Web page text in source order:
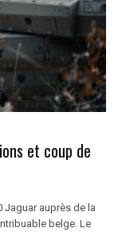
et coup de
Jaguar auprès de la
belge. Le